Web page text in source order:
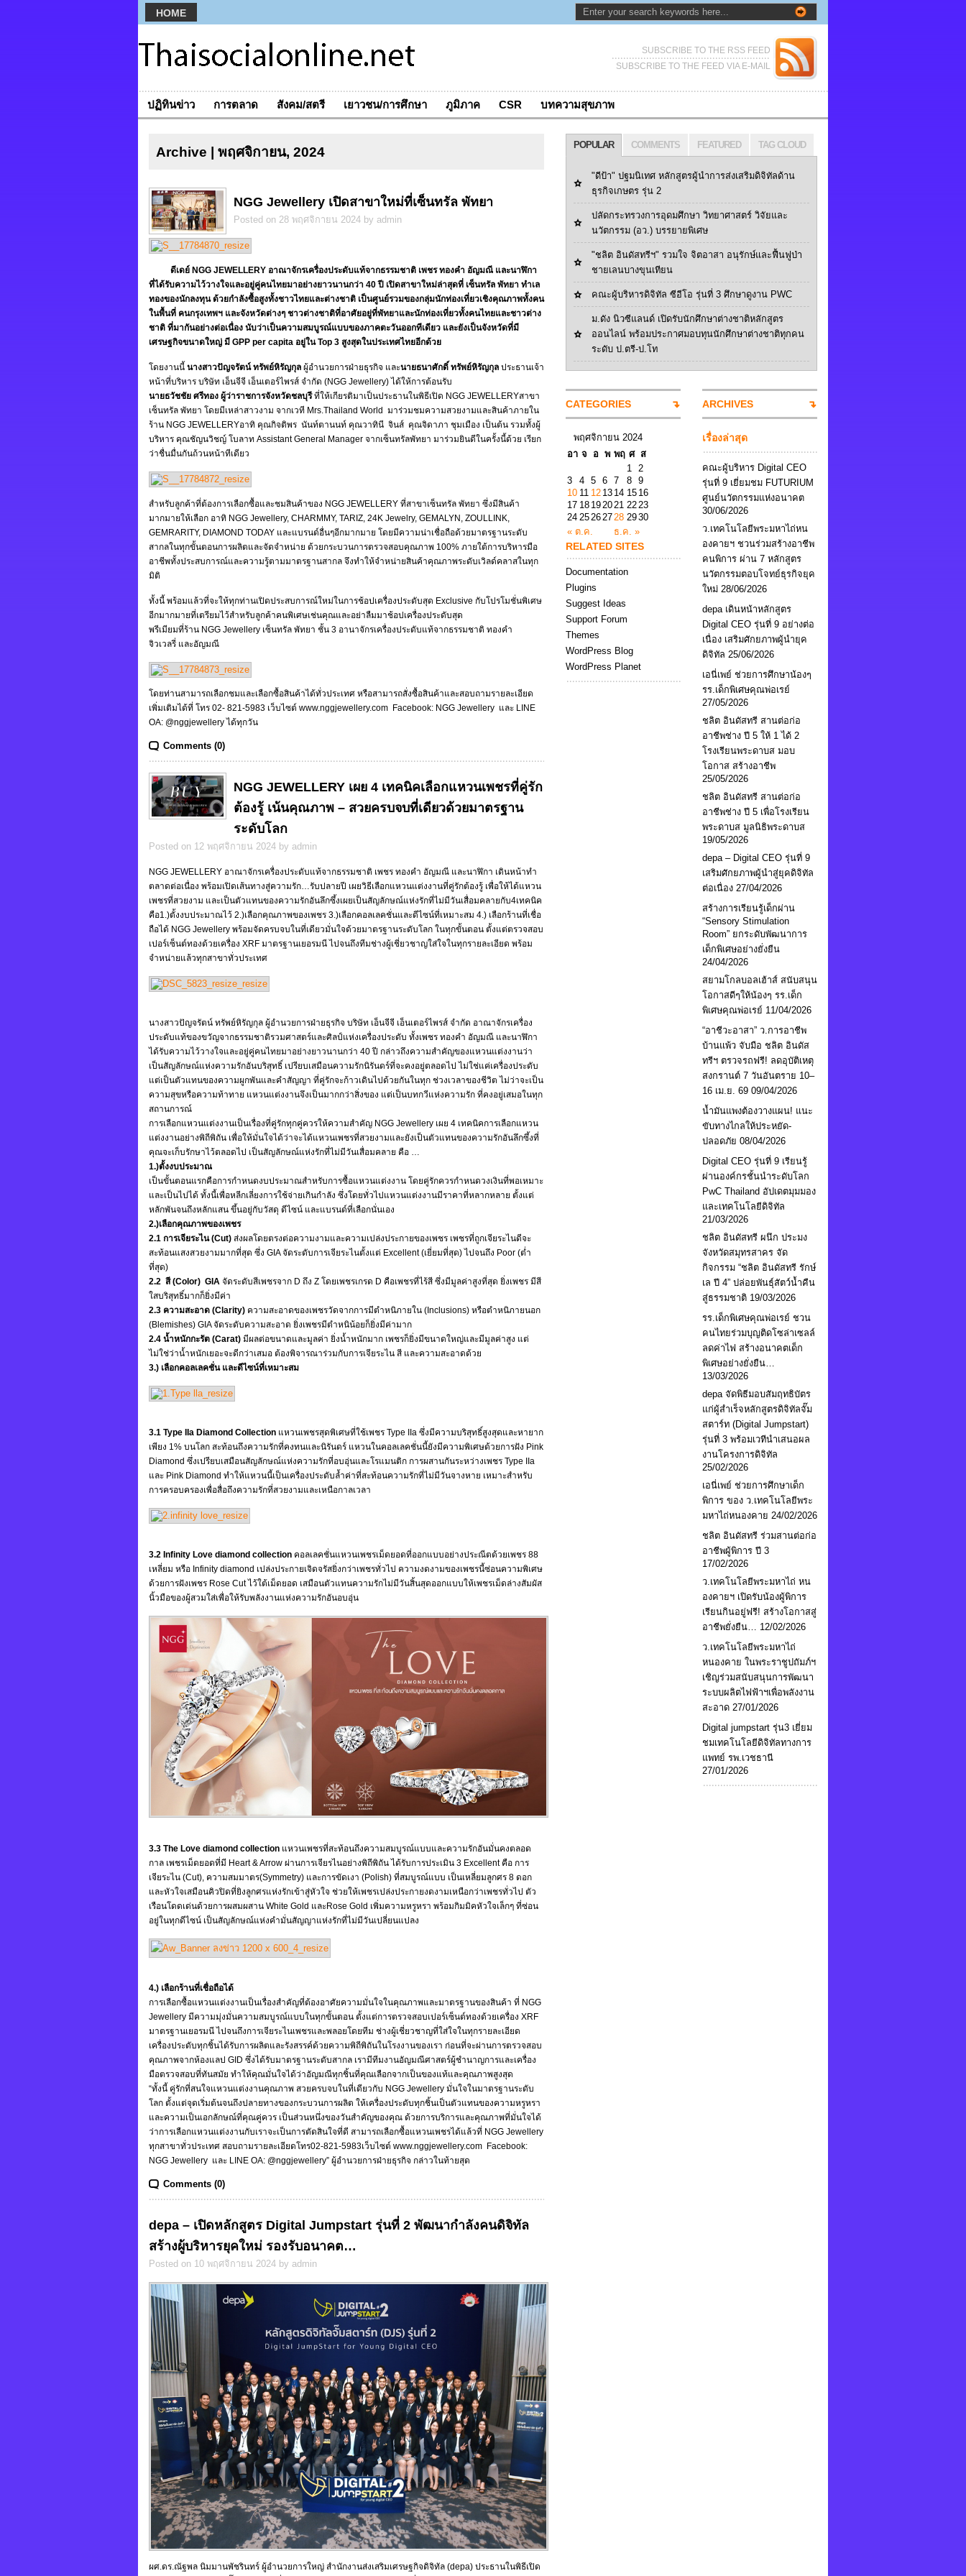
HOME
SUBSCRIBE TO THE RSS FEED
SUBSCRIBE TO THE FEED VIA E-MAIL
ปฏิทินข่าว การตลาด สังคม/สตรี เยาวชน/การศึกษา ภูมิภาค CSR บทความสุขภาพ
Archive | พฤศจิกายน, 2024
NGG Jewellery เปิดสาขาใหม่ที่เซ็นทรัล พัทยา
Posted on 28 พฤศจิกายน 2024 by admin
ดีเดย์ NGG JEWELLERY อาณาจักรเครื่องประดับแท้จากธรรมชาติ เพชร ทองคำ อัญมณี และนาฬิกา
ที่ได้รับความไว้วางใจและอยู่คู่คนไทยมาอย่างยาวนานกว่า 40 ปี เปิดสาขาใหม่ล่าสุดที่ เซ็นทรัล พัทยา ทำเล
ทองของนักลงทุน ด้วยกำลังซื้อสูงทั้งชาวไทยและต่างชาติ เป็นศูนย์รวมของกลุ่มนักท่องเที่ยวเชิงคุณภาพทั้งคน
ในพื้นที่ คนกรุงเทพฯ และจังหวัดต่างๆ ชาวต่างชาติที่อาศัยอยู่ที่พัทยาและนักท่องเที่ยวทั้งคนไทยและชาวต่าง
ชาติ ที่มากันอย่างต่อเนื่อง นับว่าเป็นความสมบูรณ์แบบของภาคตะวันออกทีเดียว และยังเป็นจังหวัดที่มี
เศรษฐกิจขนาดใหญ่ มี GPP per capita อยู่ใน Top 3 สูงสุดในประเทศไทยอีกด้วย
โดยงานนี้ นางสาวปัญจรัตน์ ทรัพย์หิรัญกุล ผู้อำนวยการฝ่ายธุรกิจ และนายธนาศักดิ์ ทรัพย์หิรัญกุล ประธานเจ้า
หน้าที่บริหาร บริษัท เอ็นจีจี เอ็นเตอร์ไพรส์ จำกัด (NGG Jewellery) ได้ให้การต้อนรับ
นายธวัชชัย ศรีทอง ผู้ว่าราชการจังหวัดชลบุรีที่ให้เกียรติมาเป็นประธานในพิธีเปิด NGG JEWELLERYสาขา
เซ็นทรัล พัทยา โดยมีเหล่าสาวงาม จากเวที Mrs.Thailand World มาร่วมชมความสวยงามและสินค้าภายใน
ร้าน NGG JEWELLERYอาทิ คุณกิจติพร นันท์ตานนท์ คุณวาทินี จินส์ คุณจิดาภา ชุมเมือง เป็นต้น รวมทั้งผู้
บริหาร คุณชัญนวิชญ์ โบลาท Assistant General Manager จากเซ็นทรัลพัทยา มาร่วมยินดีในครั้งนี้ด้วย เรียก
ว่าชื่นมื่นกันถ้วนหน้าทีเดียว
สำหรับลูกค้าที่ต้องการเลือกซื้อและชมสินค้าของ NGG JEWELLERY ที่สาขาเซ็นทรัล พัทยา ซึ่งมีสินค้า
มากมายให้เลือก อาทิ NGG Jewellery, CHARMMY, TARIZ, 24K Jewelry, GEMALYN, ZOULLINK,
GEMRARITY, DIAMOND TODAY และแบรนด์อื่นๆอีกมากมาย โดยมีความน่าเชื่อถือด้วยมาตรฐานระดับ
สากลในทุกขั้นตอนการผลิตและจัดจำหน่าย ด้วยกระบวนการตรวจสอบคุณภาพ 100% ภายใต้การบริหารมือ
อาชีพทั้งประสบการณ์และความรู้ตามมาตรฐานสากล จึงทำให้จำหน่ายสินค้าคุณภาพระดับเวิลด์คลาสในทุก
มิติ
ทั้งนี้ พร้อมแล้วที่จะให้ทุกท่านเปิดประสบการณ์ใหม่ในการช้อปเครื่องประดับสุด Exclusive กับโปรโมชั่นพิเศษ
อีกมากมายที่เตรียมไว้สำหรับลูกค้าคนพิเศษเช่นคุณและอย่าลืมมาช้อปเครื่องประดับสุด
พรีเมียมที่ร้าน NGG Jewellery เซ็นทรัล พัทยา ชั้น 3 อานาจักรเครื่องประดับแท้จากธรรมชาติ ทองคำ
จิวเวลรี่ และอัญมณี
โดยท่านสามารถเลือกชมและเลือกซื้อสินค้าได้ทั่วประเทศ หรือสามารถสั่งซื้อสินค้าและสอบถามรายละเอียด
เพิ่มเติมได้ที่ โทร 02- 821-5983 เว็บไซต์ www.nggjewellery.com Facebook: NGG Jewellery และ LINE
OA: @nggjewellery ได้ทุกวัน
Comments (0)
NGG JEWELLERY เผย 4 เทคนิคเลือกแหวนเพชรที่คู่รัก
ต้องรู้ เน้นคุณภาพ – สวยครบจบที่เดียวด้วยมาตรฐาน
ระดับโลก
Posted on 12 พฤศจิกายน 2024 by admin
NGG JEWELLERY อาณาจักรเครื่องประดับแท้จากธรรมชาติ เพชร ทองคำ อัญมณี และนาฬิกา เดินหน้าทำ
ตลาดต่อเนื่อง พร้อมเปิดเส้นทางสู่ความรัก…รับปลายปี เผยวิธีเลือกแหวนแต่งงานที่คู่รักต้องรู้ เพื่อให้ได้แหวน
เพชรที่สวยงาม และเป็นตัวแทนของความรักอันลึกซึ้งเผยเป็นสัญลักษณ์แห่งรักที่ไม่มีวันเสื่อมคลายกับ4เทคนิค
คือ1.)ตั้งงบประมาณไว้ 2.)เลือกคุณภาพของเพชร 3.)เลือกคอลเลคชั่นและดีไซน์ที่เหมาะสม 4.) เลือกร้านที่เชื่อ
ถือได้ NGG Jewellery พร้อมจัดครบจบในที่เดียวมั่นใจด้วยมาตรฐานระดับโลก ในทุกขั้นตอน ตั้งแต่ตรวจสอบ
เปอร์เซ็นต์ทองด้วยเครื่อง XRF มาตรฐานเยอรมนี ไปจนถึงทีมช่างผู้เชี่ยวชาญใส่ใจในทุกรายละเอียด พร้อม
จำหน่ายแล้วทุกสาขาทั่วประเทศ
นางสาวปัญจรัตน์ ทรัพย์หิรัญกุล ผู้อำนวยการฝ่ายธุรกิจ บริษัท เอ็นจีจี เอ็นเตอร์ไพรส์ จำกัด อาณาจักรเครื่อง
ประดับแท้ของขวัญจากธรรมชาติรวมศาสตร์และศิลป์แห่งเครื่องประดับ ทั้งเพชร ทองคำ อัญมณี และนาฬิกา
ได้รับความไว้วางใจและอยู่คู่คนไทยมาอย่างยาวนานกว่า 40 ปี กล่าวถึงความสำคัญของแหวนแต่งงานว่า
เป็นสัญลักษณ์แห่งความรักอันบริสุทธิ์ เปรียบเสมือนความรักนิรันดร์ที่จะคงอยู่ตลอดไป ไม่ใช่แค่เครื่องประดับ
แต่เป็นตัวแทนของความผูกพันและคำสัญญา ที่คู่รักจะก้าวเดินไปด้วยกันในทุก ช่วงเวลาของชีวิต ไม่ว่าจะเป็น
ความสุขหรือความท้าทาย แหวนแต่งงานจึงเป็นมากกว่าสิ่งของ แต่เป็นบทกวีแห่งความรัก ที่คงอยู่เสมอในทุก
สถานการณ์
การเลือกแหวนแต่งงานเป็นเรื่องที่คู่รักทุกคู่ควรให้ความสำคัญ NGG Jewellery เผย 4 เทคนิคการเลือกแหวน
แต่งงานอย่างพิถีพิถัน เพื่อให้มั่นใจได้ว่าจะได้แหวนเพชรที่สวยงามและยังเป็นตัวแทนของความรักอันลึกซึ้งที่
คุณจะเก็บรักษาไว้ตลอดไป เป็นสัญลักษณ์แห่งรักที่ไม่มีวันเสื่อมคลาย คือ …
1.)ตั้งงบประมาณ
เป็นขั้นตอนแรกคือการกำหนดงบประมาณสำหรับการซื้อแหวนแต่งงาน โดยคู่รักควรกำหนดวงเงินที่พอเหมาะ
และเป็นไปได้ ทั้งนี้เพื่อหลีกเลี่ยงการใช้จ่ายเกินกำลัง ซึ่งโดยทั่วไปแหวนแต่งงานมีราคาที่หลากหลาย ตั้งแต่
หลักพันจนถึงหลักแสน ขึ้นอยู่กับวัสดุ ดีไซน์ และแบรนด์ที่เลือกนั่นเอง
2.)เลือกคุณภาพของเพชร
2.1 การเจียระไน (Cut) ส่งผลโดยตรงต่อความงามและความเปล่งประกายของเพชร เพชรที่ถูกเจียระไนดีจะ
สะท้อนแสงสวยงามมากที่สุด ซึ่ง GIA จัดระดับการเจียระไนตั้งแต่ Excellent (เยี่ยมที่สุด) ไปจนถึง Poor (ต่ำ
ที่สุด)
2.2 สี (Color) GIA จัดระดับสีเพชรจาก D ถึง Z โดยเพชรเกรด D คือเพชรที่ไร้สี ซึ่งมีมูลค่าสูงที่สุด ยิ่งเพชร มีสี
ใสบริสุทธิ์มากก็ยิ่งมีค่า
2.3 ความสะอาด (Clarity) ความสะอาดของเพชรวัดจากการมีตำหนิภายใน (Inclusions) หรือตำหนิภายนอก
(Blemishes) GIA จัดระดับความสะอาด ยิ่งเพชรมีตำหนิน้อยก็ยิ่งมีค่ามาก
2.4 น้ำหนักกะรัต (Carat) มีผลต่อขนาดและมูลค่า ยิ่งน้ำหนักมาก เพชรก็ยิ่งมีขนาดใหญ่และมีมูลค่าสูง แต่
ไม่ใช่ว่าน้ำหนักเยอะจะดีกว่าเสมอ ต้องพิจารณาร่วมกับการเจียระไน สี และความสะอาดด้วย
3.) เลือกคอลเลคชั่น และดีไซน์ที่เหมาะสม
3.1 Type IIa Diamond Collection แหวนเพชรสุดพิเศษที่ใช้เพชร Type IIa ซึ่งมีความบริสุทธิ์สูงสุดและหายาก
เพียง 1% บนโลก สะท้อนถึงความรักที่คงทนและนิรันดร์ แหวนในคอลเลคชั่นนี้ยังมีความพิเศษด้วยการฝัง Pink
Diamond ซึ่งเปรียบเสมือนสัญลักษณ์แห่งความรักที่อบอุ่นและโรแมนติก การผสานกันระหว่างเพชร Type IIa
และ Pink Diamond ทำให้แหวนนี้เป็นเครื่องประดับล้ำค่าที่สะท้อนความรักที่ไม่มีวันจางหาย เหมาะสำหรับ
การครอบครองเพื่อสื่อถึงความรักที่สวยงามและเหนือกาลเวลา
3.2 Infinity Love diamond collection คอลเลคชั่นแหวนเพชรเม็ดยอดที่ออกแบบอย่างประณีตด้วยเพชร 88
เหลี่ยม หรือ Infinity diamond เปล่งประกายเจิดจรัสยิ่งกว่าเพชรทั่วไป ความงดงามของเพชรนี้ซ่อนความพิเศษ
ด้วยการฝังเพชร Rose Cut ไว้ใต้เม็ดยอด เสมือนตัวแทนความรักไม่มีวันสิ้นสุดออกแบบให้เพชรเม็ดล่างสัมผัส
นิ้วมือของผู้สวมใส่เพื่อให้รับพลังงานแห่งความรักอันอบอุ่น
3.3 The Love diamond collection แหวนเพชรที่สะท้อนถึงความสมบูรณ์แบบและความรักอันมั่นคงตลอด
กาล เพชรเม็ดยอดที่มี Heart & Arrow ผ่านการเจียรไนอย่างพิถีพิถัน ได้รับการประเมิน 3 Excellent คือ การ
เจียระไน (Cut), ความสมมาตร(Symmetry) และการขัดเงา (Polish) ที่สมบูรณ์แบบ เป็นเหลี่ยมลูกศร 8 ดอก
และหัวใจเสมือนคิวปิดที่ยิงลูกศรแห่งรักเข้าสู่หัวใจ ช่วยให้เพชรเปล่งประกายงดงามเหนือกว่าเพชรทั่วไป ตัว
เรือนโดดเด่นด้วยการผสมผสาน White Gold และRose Gold เพิ่มความหรูหรา พร้อมกิมมิคหัวใจเล็กๆ ที่ซ่อน
อยู่ในทุกดีไซน์ เป็นสัญลักษณ์แห่งคำมั่นสัญญาแห่งรักที่ไม่มีวันเปลี่ยนแปลง
4.) เลือกร้านที่เชื่อถือได้
การเลือกซื้อแหวนแต่งงานเป็นเรื่องสำคัญที่ต้องอาศัยความมั่นใจในคุณภาพและมาตรฐานของสินค้า ที่ NGG
Jewellery มีความมุ่งมั่นความสมบูรณ์แบบในทุกขั้นตอน ตั้งแต่การตรวจสอบเปอร์เซ็นต์ทองด้วยเครื่อง XRF
มาตรฐานเยอรมนี ไปจนถึงการเจียระไนเพชรและพลอยโดยทีม ช่างผู้เชี่ยวชาญที่ใส่ใจในทุกรายละเอียด
เครื่องประดับทุกชิ้นได้รับการผลิตและรังสรรค์ด้วยความพิถีพิถันในโรงงานของเรา ก่อนที่จะผ่านการตรวจสอบ
คุณภาพจากห้องแลป GID ซึ่งได้รับมาตรฐานระดับสากล เรามีทีมงานอัญมณีศาสตร์ผู้ชำนาญการและเครื่อง
มือตรวจสอบที่ทันสมัย ทำให้คุณมั่นใจได้ว่าอัญมณีทุกชิ้นที่คุณเลือกจากเป็นของแท้และคุณภาพสูงสุด
“ทั้งนี้ คู่รักที่สนใจแหวนแต่งงานคุณภาพ สวยครบจบในที่เดียวกับ NGG Jewellery มั่นใจในมาตรฐานระดับ
โลก ตั้งแต่จุดเริ่มต้นจนถึงปลายทางของกระบวนการผลิต ให้เครื่องประดับทุกชิ้นเป็นตัวแทนของความหรูหรา
และความเป็นเอกลักษณ์ที่คุณคู่ควร เป็นส่วนหนึ่งของวันสำคัญของคุณ ด้วยการบริการและคุณภาพที่มั่นใจได้
ว่าการเลือกแหวนแต่งงานกับเราจะเป็นการตัดสินใจที่ดี สามารถเลือกซื้อแหวนเพชรได้แล้วที่ NGG Jewellery
ทุกสาขาทั่วประเทศ สอบถามรายละเอียดโทร02-821-5983เว็บไซต์ www.nggjewellery.com Facebook:
NGG Jewellery และ LINE OA: @nggjewellery” ผู้อำนวยการฝ่ายธุรกิจ กล่าวในท้ายสุด
Comments (0)
depa – เปิดหลักสูตร Digital Jumpstart รุ่นที่ 2 พัฒนากำลังคนดิจิทัล
สร้างผู้บริหารยุคใหม่ รองรับอนาคต…
Posted on 10 พฤศจิกายน 2024 by admin
ผศ.ดร.ณัฐพล นิมมานพัชรินทร์ ผู้อำนวยการใหญ่ สำนักงานส่งเสริมเศรษฐกิจดิจิทัล (depa) ประธานในพิธีเปิด
POPULAR COMMENTS FEATURED TAG CLOUD
"ดีป้า" ปฐมนิเทศ หลักสูตรผู้นำการส่งเสริมดิจิทัลด้าน
ธุรกิจเกษตร รุ่น 2
ปลัดกระทรวงการอุดมศึกษา วิทยาศาสตร์ วิจัยและ
นวัตกรรม (อว.) บรรยายพิเศษ
"ชลิต อินดัสทรีฯ" รวมใจ จิตอาสา อนุรักษ์และฟื้นฟูป่า
ชายเลนบางขุนเทียน
คณะผู้บริหารดิจิทัล ซีอีโอ รุ่นที่ 3 ศึกษาดูงาน PWC
ม.ดัง นิวซีแลนด์ เปิดรับนักศึกษาต่างชาติหลักสูตร
ออนไลน์ พร้อมประกาศมอบทุนนักศึกษาต่างชาติทุกคน
ระดับ ป.ตรี-ป.โท
CATEGORIES
พฤศจิกายน 2024
อา จ อ พ พฤ ศ ส
« ต.ค. ธ.ค. »
1 2
3
4 5 6 7 8 9
10 11 12 13 14 15 16
17 18 192021 2223
24 25262728 2930
RELATED SITES
Documentation
Plugins
Suggest Ideas
Support Forum
Themes
WordPress Blog
WordPress Planet
ARCHIVES
เรื่องล่าสุด
คณะผู้บริหาร Digital CEO
รุ่นที่ 9 เยี่ยมชม FUTURIUM
ศูนย์นวัตกรรมแห่งอนาคต
30/06/2026
ว.เทคโนโลยีพระมหาไถ่หน
องคายฯ ชวนร่วมสร้างอาชีพ
คนพิการ ผ่าน 7 หลักสูตร
นวัตกรรมตอบโจทย์ธุรกิจยุค
ใหม่ 28/06/2026
depa เดินหน้าหลักสูตร
Digital CEO รุ่นที่ 9 อย่างต่อ
เนื่อง เสริมศักยภาพผู้นำยุค
ดิจิทัล 25/06/2026
เอนี่เพย์ ช่วยการศึกษาน้องๆ
รร.เด็กพิเศษคุณพ่อเรย์
27/05/2026
ชลิต อินดัสทรี สานต่อก่อ
อาชีพช่าง ปี 5 ให้ 1 ได้ 2
โรงเรียนพระดาบส มอบ
โอกาส สร้างอาชีพ
25/05/2026
ชลิต อินดัสทรี สานต่อก่อ
อาชีพช่าง ปี 5 เพื่อโรงเรียน
พระดาบส มูลนิธิพระดาบส
19/05/2026
depa – Digital CEO รุ่นที่ 9
เสริมศักยภาพผู้นำสู่ยุคดิจิทัล
ต่อเนื่อง 27/04/2026
สร้างการเรียนรู้เด็กผ่าน
“Sensory Stimulation
Room” ยกระดับพัฒนาการ
เด็กพิเศษอย่างยั่งยืน
24/04/2026
สยามโกลบอลเฮ้าส์ สนับสนุน
โอกาสดีๆให้น้องๆ รร.เด็ก
พิเศษคุณพ่อเรย์ 11/04/2026
“อาชีวะอาสา” ว.การอาชีพ
บ้านแพ้ว จับมือ ชลิต อินดัส
ทรีฯ ตรวจรถฟรี! ลดอุบัติเหตุ
สงกรานต์ 7 วันอันตราย 10–
16 เม.ย. 69 09/04/2026
น้ำมันแพงต้องวางแผน! แนะ
ขับทางไกลให้ประหยัด-
ปลอดภัย 08/04/2026
Digital CEO รุ่นที่ 9 เรียนรู้
ผ่านองค์กรชั้นนำระดับโลก
PwC Thailand อัปเดตมุมมอง
และเทคโนโลยีดิจิทัล
21/03/2026
ชลิต อินดัสทรี ผนึก ประมง
จังหวัดสมุทรสาคร จัด
กิจกรรม “ชลิต อินดัสทรี รักษ์
เล ปี 4” ปล่อยพันธุ์สัตว์น้ำคืน
สู่ธรรมชาติ 19/03/2026
รร.เด็กพิเศษคุณพ่อเรย์ ชวน
คนไทยร่วมบุญติดโซล่าเซลล์
ลดค่าไฟ สร้างอนาคตเด็ก
พิเศษอย่างยั่งยืน…
13/03/2026
depa จัดพิธีมอบสัมฤทธิบัตร
แก่ผู้สำเร็จหลักสูตรดิจิทัลจั๊ม
สตาร์ท (Digital Jumpstart)
รุ่นที่ 3 พร้อมเวทีนำเสนอผล
งานโครงการดิจิทัล
25/02/2026
เอนี่เพย์ ช่วยการศึกษาเด็ก
พิการ ของ ว.เทคโนโลยีพระ
มหาไถ่หนองคาย 24/02/2026
ชลิต อินดัสทรี ร่วมสานต่อก่อ
อาชีพผู้พิการ ปี 3
17/02/2026
ว.เทคโนโลยีพระมหาไถ่ หน
องคายฯ เปิดรับน้องผู้พิการ
เรียนกินอยู่ฟรี! สร้างโอกาสสู่
อาชีพยั่งยืน… 12/02/2026
ว.เทคโนโลยีพระมหาไถ่
หนองคาย ในพระราชูปถัมภ์ฯ
เชิญร่วมสนับสนุนการพัฒนา
ระบบผลิตไฟฟ้าฯเพื่อพลังงาน
สะอาด 27/01/2026
Digital jumpstart รุ่น3 เยี่ยม
ชมเทคโนโลยีดิจิทัลทางการ
แพทย์ รพ.เวชธานี
27/01/2026